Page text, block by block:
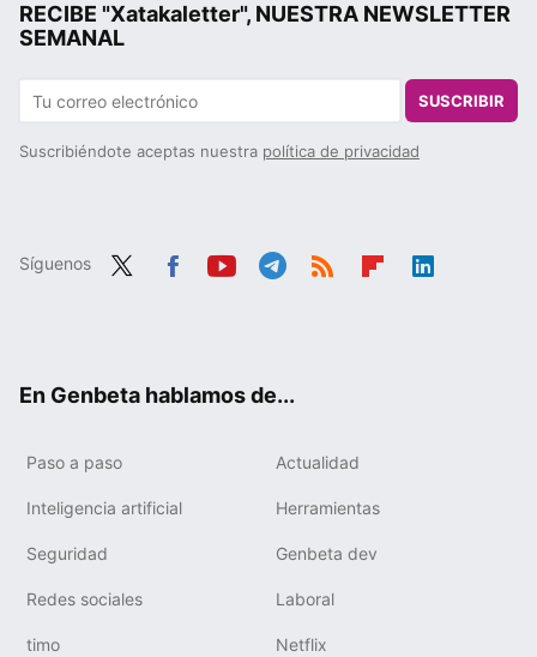
RECIBE "Xatakaletter", NUESTRA NEWSLETTER
SEMANAL
SUSCRIBIR
Suscribiéndote aceptas nuestra política de privacidad
Síguenos
En Genbeta hablamos de...
Paso a paso Actualidad
Inteligencia artificial Herramientas
Seguridad Genbeta dev
Redes sociales Laboral
timo Netflix